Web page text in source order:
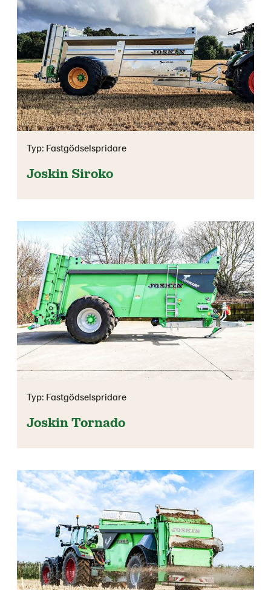
Typ: Fastgödselspridare
Joskin Siroko
Typ: Fastgödselspridare
Joskin Tornado